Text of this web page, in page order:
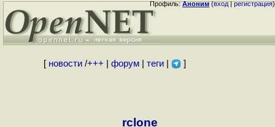
Профиль:Аноним(вход|регистрация)
[ новости/+++ форум| теги| ]
rclone